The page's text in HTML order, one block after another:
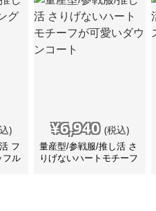
)
フ
フル
¥6,940 (税込)
量産型/参戦服/推し活 さ
りげないハートモチーフ